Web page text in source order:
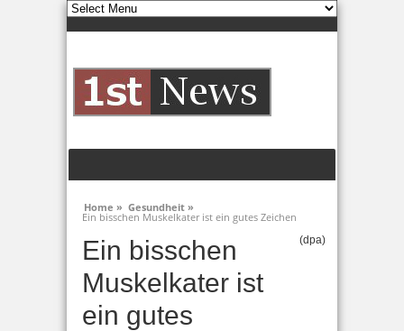
Home » Gesundheit »
Ein bisschen Muskelkater ist ein gutes Zeichen
Ein bisschen
Muskelkater ist
ein gutes
(dpa)